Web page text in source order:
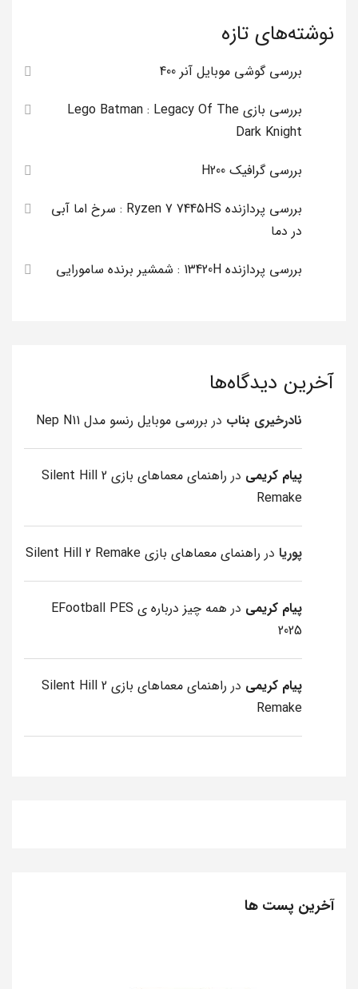
نوشته‌های تازه
بررسی گوشی موبایل آنر 400
بررسی بازی Lego Batman : Legacy Of The
Dark Knight
بررسی گرافیک H200
بررسی پردازنده Ryzen 7 7445HS : سرخ اما آبی
در دما
بررسی پردازنده 13420H : شمشیر برنده سامورایی
آخرین دیدگاه‌ها
نادرخیری بناب در بررسی موبایل رنسو مدل Nep N11
پیام کریمی در
راهنمای معماهای بازی Silent Hill 2
Remake
پوریا در راهنمای معماهای بازی Silent Hill 2 Remake
پیام کریمی در
همه چیز درباره ی EFootball PES
2025
پیام کریمی در
راهنمای معماهای بازی Silent Hill 2
Remake
آخرین پست ها